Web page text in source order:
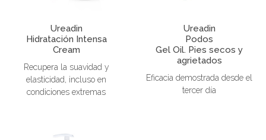
Ureadin
Hidratación Intensa
Cream
Recupera la suavidad y
elasticidad, incluso en
condiciones extremas
Ureadin
Podos
Gel Oil. Pies secos y
agrietados
Eficacia demostrada desde el
tercer día